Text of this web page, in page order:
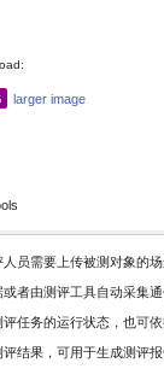
larger image
员需要上传被测对象的
者由测评工具自动采集
任务的运行状态，也可
结果，可用于生成测评